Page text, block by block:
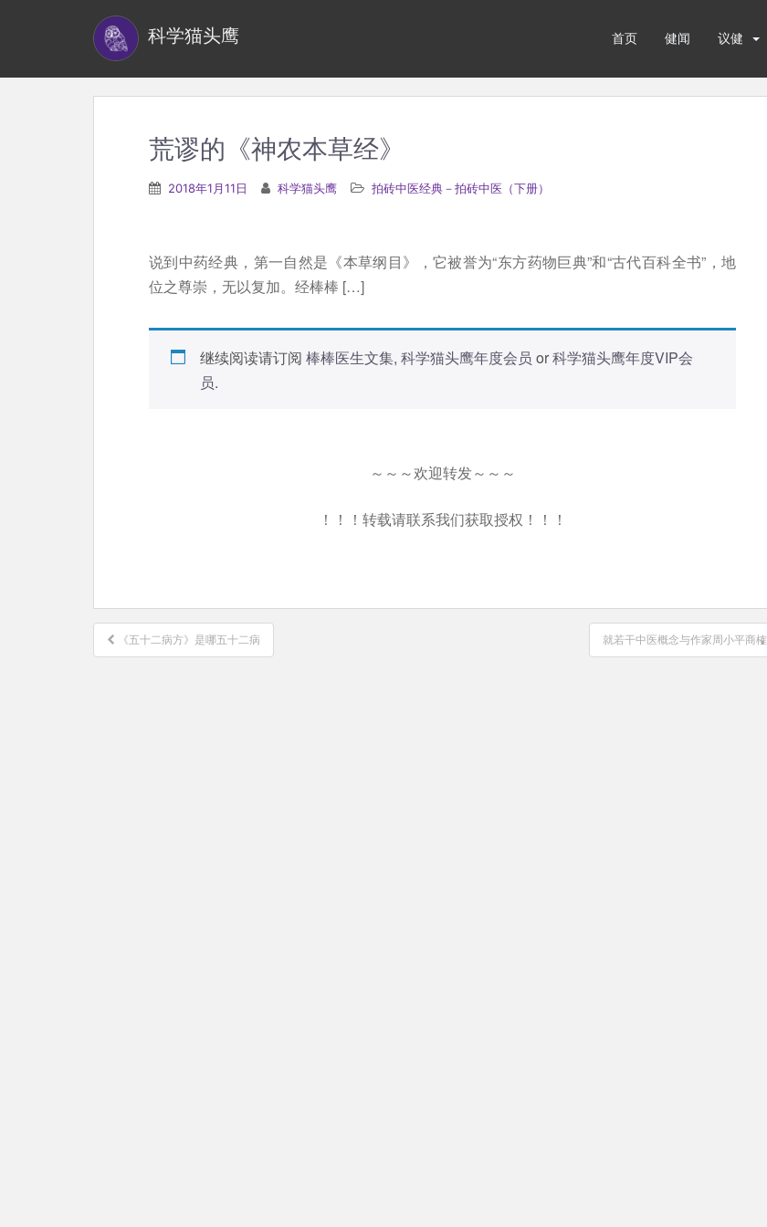
科学猫头鹰 首页 健闻 议健
荒谬的《神农本草经》
2018年1月11日 科学猫头鹰 拍砖中医经典－拍砖中医（下册）
说到中药经典，第一自然是《本草纲目》，它被誉为“东方药物巨典”和“古代百科全书”，地
位之尊崇，无以复加。经棒棒 […]
继续阅读请订阅 棒棒医生文集, 科学猫头鹰年度会员 or科学猫头鹰年度VIP会
员.
～～～欢迎转发～～～
！！！转载请联系我们获取授权！！！
文
章
《五十二病方》是哪五十二病 就若干中医概念与作家周小平商榷